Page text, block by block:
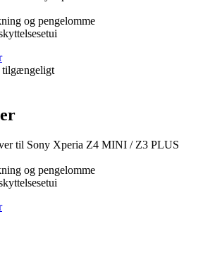
og pengelomme
tilgængeligt
til Sony Xperia Z4 MINI / Z3 PLUS
og pengelomme